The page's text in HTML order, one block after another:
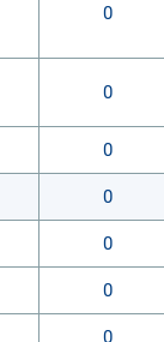
0
0
0
0
0
0
0